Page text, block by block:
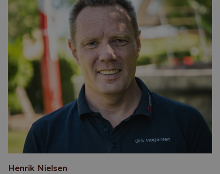
Henrik Nielsen